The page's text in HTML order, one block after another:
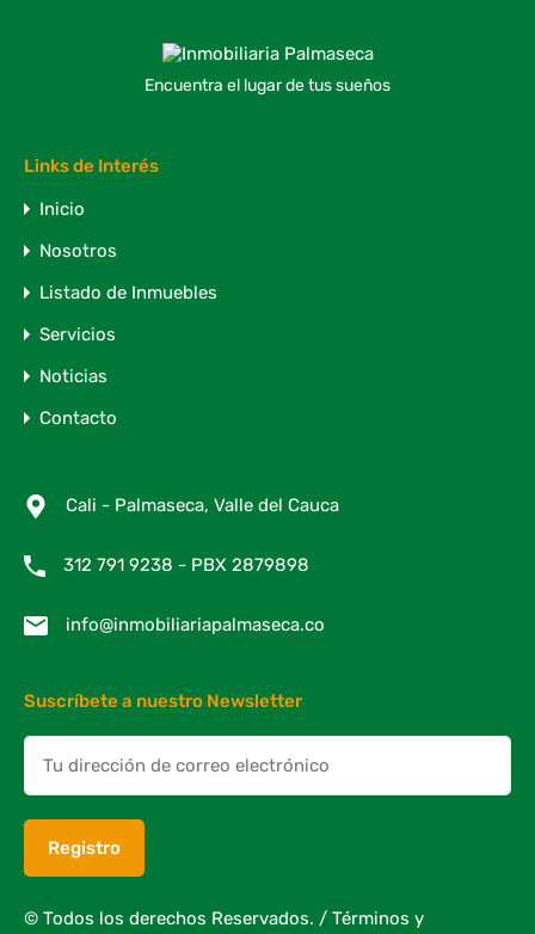
Encuentra el lugar de tus sueños
Links de Interés
Inicio
Nosotros
Listado de Inmuebles
Servicios
Noticias
Contacto
Cali - Palmaseca, Valle del Cauca
312 791 9238 - PBX 2879898
info@inmobiliariapalmaseca.co
Suscríbete a nuestro Newsletter
© Todos los derechos Reservados. / Términos y